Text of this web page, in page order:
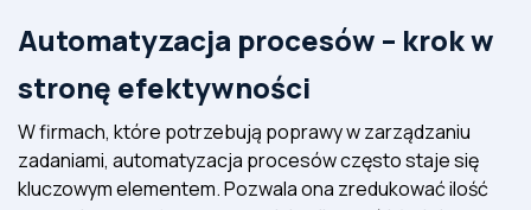
Automatyzacja procesów – krok w
stronę efektywności
W firmach, które potrzebują poprawy w zarządzaniu
zadaniami, automatyzacja procesów często staje się
kluczowym elementem. Pozwala ona zredukować ilość